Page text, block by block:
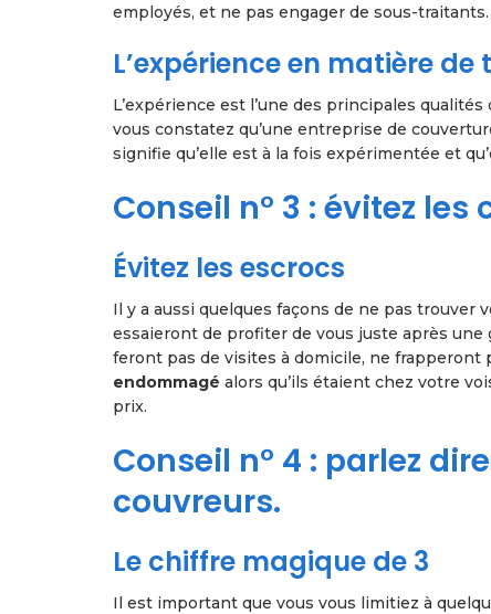
employés, et ne pas engager de sous-traitants.
L’expérience en matière
L’expérience est l’une des principales
vous constatez qu’une entreprise de
signifie qu’elle est à la fois expérimentée et
Conseil n° 3 : évitez
Évitez les escrocs
Il y a aussi quelques façons de ne pas
essaieront de profiter de vous juste après une
feront pas de visites à domicile, ne frapperont
endommagé alors qu’ils étaient chez votre
prix.
Conseil n° 4 : parlez
couvreurs.
Le chiffre magique de 3
Il est important que vous vous limitiez à